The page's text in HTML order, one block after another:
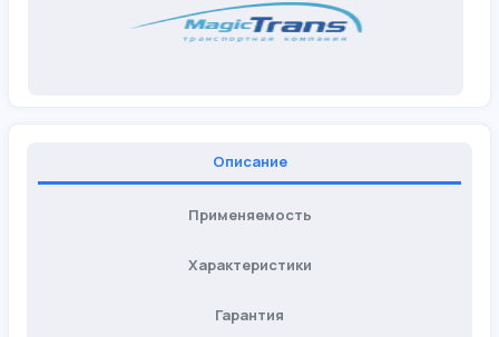
Описание
Применяемость
Характеристики
Гарантия